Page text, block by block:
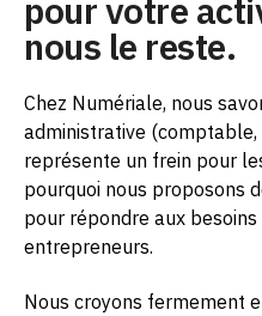
pour votre
nous le reste.
Chez Numériale, nous
administrative
représente un frein pour
pourquoi nous proposons
pour répondre aux
entrepreneurs.
Nous croyons fermement